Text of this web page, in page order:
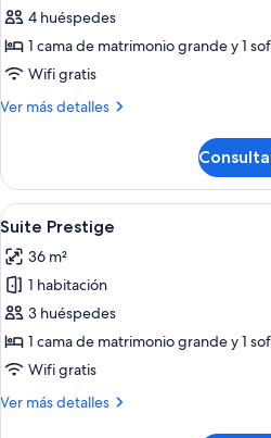
Suite
Rooftop
4 huéspedes
1 cama de matrimonio grande y 1
Wifi gratis
Ver más detalles
Más
Rooftop
Abrir
todas
las
fotos
de
Suite
Prestige
5
Suite Prestige
36 m²
1 habitación
3 huéspedes
1 cama de matrimonio grande y 1
Wifi gratis
Ver más detalles
Más